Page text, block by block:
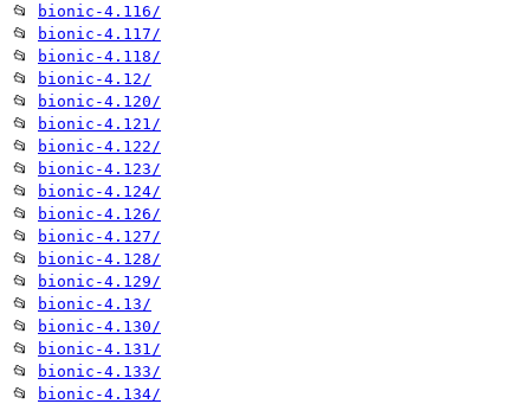
📂
bionic-4.116/
📂
bionic-4.117/
📂
bionic-4.118/
📂
bionic-4.12/
📂
bionic-4.120/
📂
bionic-4.121/
📂
bionic-4.122/
📂
bionic-4.123/
📂
bionic-4.124/
📂
bionic-4.126/
📂
bionic-4.127/
📂
bionic-4.128/
📂
bionic-4.129/
📂
bionic-4.13/
📂
bionic-4.130/
📂
bionic-4.131/
📂
bionic-4.133/
📂
bionic-4.134/